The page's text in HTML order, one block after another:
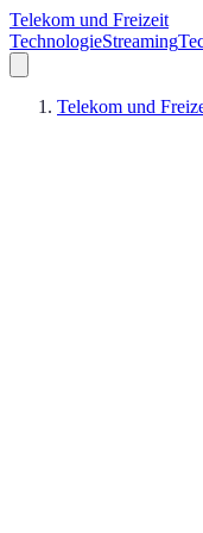
Telekom und Freizeit
TechnologieStreaming
Telekom und